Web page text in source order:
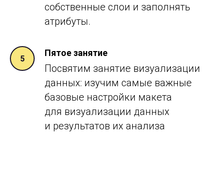
собственные слои и заполнять
атрибуты.
Пятое занятие
Посвятим занятие визуализации
данных: изучим самые важные
базовые настройки макета
для визуализации данных
и результатов их анализа